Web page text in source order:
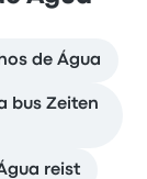
de Água
bus Zeiten
reist